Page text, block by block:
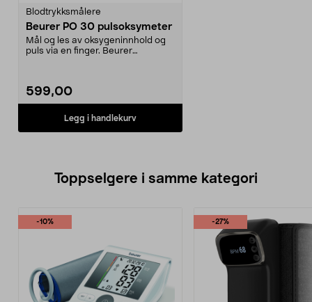
Blodtrykksmålere
Beurer PO 30 pulsoksymeter
Mål og les av oksygeninnhold og
puls via en finger. Beurer
599,00
Legg i handlekurv
Toppselgere i samme kategori
-10% -27%